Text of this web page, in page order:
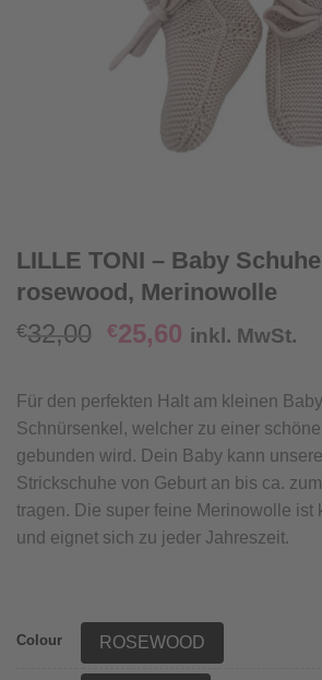
LILLE TONI – Baby
rosewood, Merinowolle
€32,00 Ursprünglicher
€32,00
€25,60 Aktueller
€25,60.
inkl. MwSt.
Für den perfekten Halt am kleinen
Schnürsenkel, welcher zu einer
gebunden wird. Dein Baby kann
Strickschuhe von Geburt an bis ca.
tragen. Die super feine Merinowolle ist
und eignet sich zu jeder Jahreszeit.
Colour ROSEWOOD